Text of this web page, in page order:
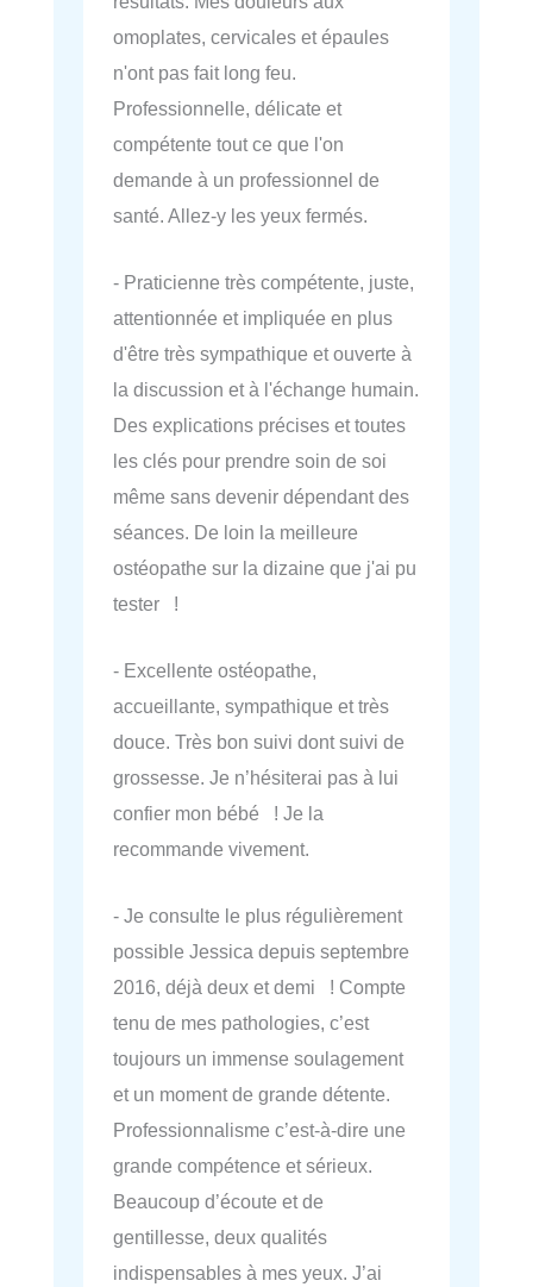
omoplates, cervicales et épaules
n'ont pas fait long feu.
Professionnelle, délicate et
compétente tout ce que l'on
demande à un professionnel de
santé. Allez-y les yeux fermés.
- Praticienne très compétente, juste,
attentionnée et impliquée en plus
d'être très sympathique et ouverte à
la discussion et à l'échange humain.
Des explications précises et toutes
les clés pour prendre soin de soi
même sans devenir dépendant des
séances. De loin la meilleure
ostéopathe sur la dizaine que j'ai pu
tester !
- Excellente ostéopathe,
accueillante, sympathique et très
douce. Très bon suivi dont suivi de
grossesse. Je n’hésiterai pas à lui
confier mon bébé ! Je la
recommande vivement.
- Je consulte le plus régulièrement
possible Jessica depuis septembre
2016, déjà deux et demi ! Compte
tenu de mes pathologies, c’est
toujours un immense soulagement
et un moment de grande détente.
Professionnalisme c’est-à-dire une
grande compétence et sérieux.
Beaucoup d’écoute et de
gentillesse, deux qualités
indispensables à mes yeux. J’ai